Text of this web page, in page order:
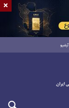
آرشیو
×